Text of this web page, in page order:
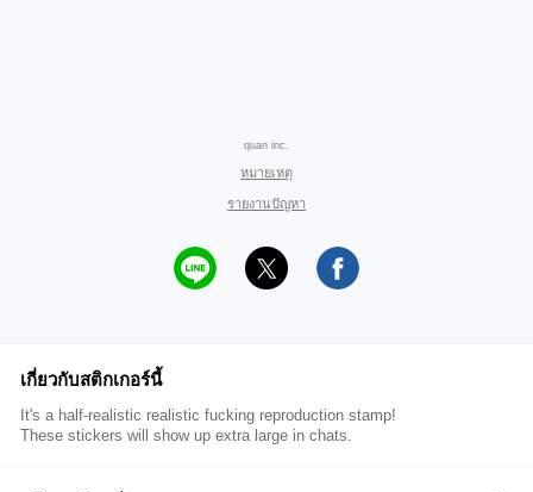
quan inc.
หมายเหตุ
รายงานปัญหา
เกี่ยวกับสติกเกอร์นี้
It's a half-realistic realistic fucking reproduction stamp!
These stickers will show up extra large in chats.